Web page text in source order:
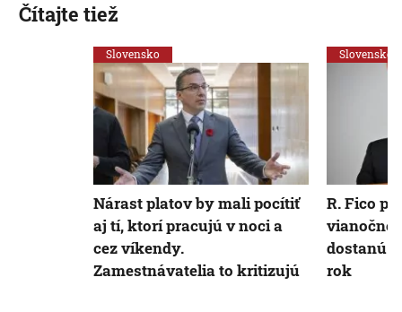
Čítajte tiež
Slovensko
Nárast platov by mali pocítiť
aj tí, ktorí pracujú v noci a
cez víkendy.
Zamestnávatelia to kritizujú
Slovensko
R. Fico
dostanú
rok